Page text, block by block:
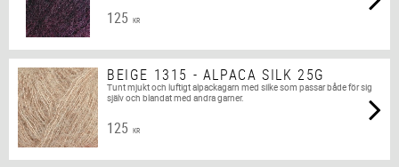
125 KR
BEIGE 1315 - ALPACA SILK 25G
Tunt mjukt och luftigt alpackagarn med silke som passar både för sig
själv och blandat med andra garner.
125 KR